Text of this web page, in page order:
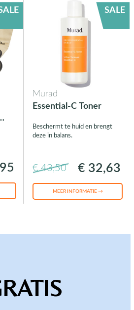
SALE
Murad
Essential-C Toner
Beschermt te huid en brengt
deze in balans.
€ 43,50 € 32,63
MEER INFORMATIE →